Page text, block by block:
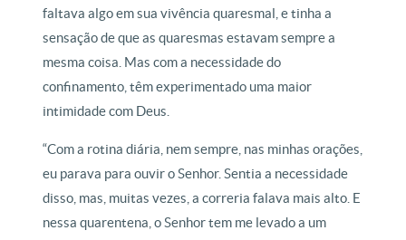
faltava algo em sua vivência quaresmal, e tinha a
sensação de que as quaresmas estavam sempre a
mesma coisa. Mas com a necessidade do
confinamento, têm experimentado uma maior
intimidade com Deus.
“Com a rotina diária, nem sempre, nas minhas orações,
eu parava para ouvir o Senhor. Sentia a necessidade
disso, mas, muitas vezes, a correria falava mais alto. E
nessa quarentena, o Senhor tem me levado a um